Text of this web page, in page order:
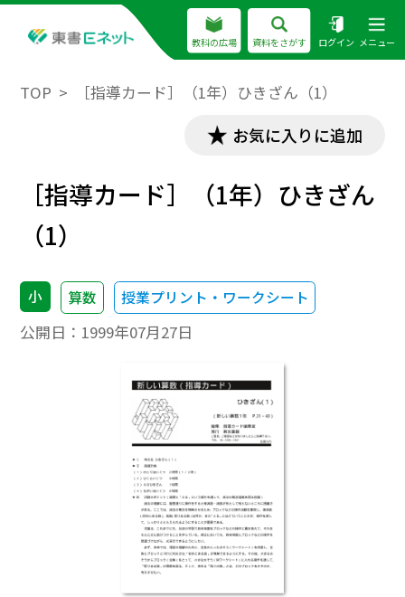
教科の広場 資料をさがす ログイン メニュー
TOP ［指導カード］（1年）ひきざん（1）
お気に入りに追加
［指導カード］（1年）ひきざん
（1）
小 算数 授業プリント・ワークシート
公開日： 1999年07月27日